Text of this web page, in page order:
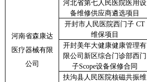
河南省森康达
医疗器械有限
公司
河北省第七人民医院医用设
备维修供应商遴选项目
开封市人民医院西门子 CT
维保项目
开封美年大健康健康管理有
限公司新区综合门诊部西门
子Scope设备保修合同
扶沟县人民医院核磁共振维